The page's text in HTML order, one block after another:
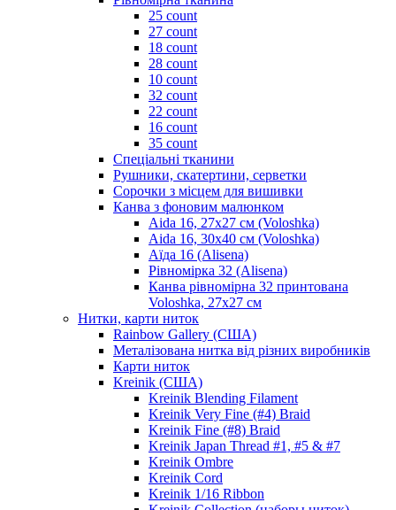
25 count
27 count
18 count
28 count
10 count
32 count
22 count
16 count
35 count
Спеціальні тканини
Рушники, скатертини, серветки
Сорочки з місцем для вишивки
Канва з фоновим малюнком
Aida 16, 27х27 см (Voloshka)
Aida 16, 30х40 см (Voloshka)
Аїда 16 (Alisena)
Рівномірка 32 (Alisena)
Канва рівномірна 32 принтована
Voloshka, 27х27 см
Нитки, карти ниток
Rainbow Gallery (США)
Металізована нитка від різних виробників
Карти ниток
Kreinik (США)
Kreinik Blending Filament
Kreinik Very Fine (#4) Braid
Kreinik Fine (#8) Braid
Kreinik Japan Thread #1, #5 & #7
Kreinik Ombre
Kreinik Cord
Kreinik 1/16 Ribbon